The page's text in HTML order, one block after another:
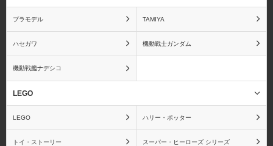
プラモデル TAMIYA
ハセガワ 機動戦士ガンダム
機動戦艦ナデシコ
LEGO
LEGO ハリー・ポッター
トイ・ストーリー スーパー・ヒーローズ シリーズ